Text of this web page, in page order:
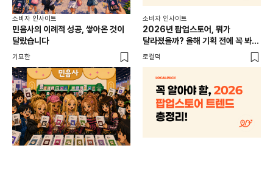
소비자 인사이트
민음사의 이례적 성공, 쌓아온 것이
달랐습니다
기묘한
소비자 인사이트
2026년 팝업스토어, 뭐가
달라졌을까? 올해 기획 전에 꼭 봐야
할 트렌드 4가지
로컬덕